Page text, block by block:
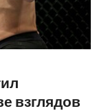
взглядов